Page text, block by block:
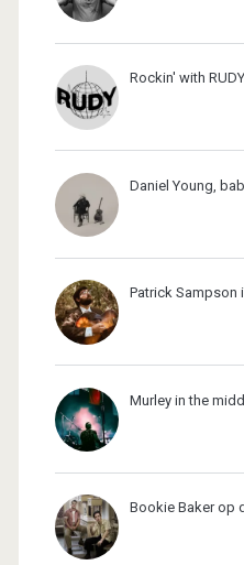
Rockin' with RUDY
Daniel Young,
Patrick Sampson
Murley in the
Bookie Baker op